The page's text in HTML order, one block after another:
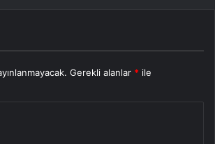
Gerekli alanlar * ile